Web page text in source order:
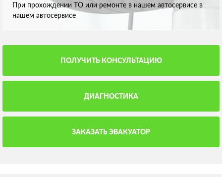
При прохождении ТО или ремонте в нашем автосервисе в
нашем автосервисе
ПОЛУЧИТЬ КОНСУЛЬТАЦИЮ
ДИАГНОСТИКА
ЗАКАЗАТЬ ЭВАКУАТОР